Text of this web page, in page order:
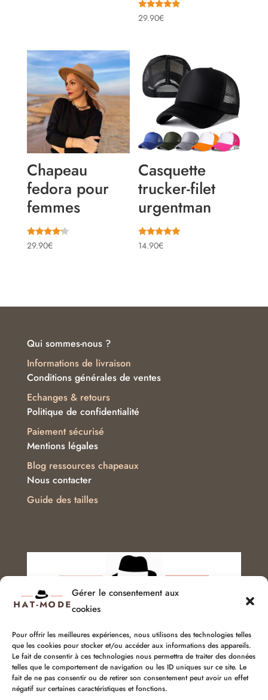
Gérer le consentement aux
cookies
Pour offrir les meilleures expériences, nous utilisons des technologies telles
que les cookies pour stocker et/ou accéder aux informations des appareils.
Le fait de consentir à ces technologies nous permettra de traiter des données
telles que le comportement de navigation ou les ID uniques sur ce site. Le
fait de ne pas consentir ou de retirer son consentement peut avoir un effet
négatif sur certaines caractéristiques et fonctions.
Note
4.86
29.90€
Chapeau
fedora pour
femmes
Note
4.00
29.90€
Casquette
trucker-filet
urgentman
Note
5.00
14.90€
Qui sommes-nous ?
Conditions générales de ventes
Politique de confidentialité
Mentions légales
Nous contacter
Informations de livraison
Echanges & retours
Paiement sécurisé
Blog ressources chapeaux
Guide des tailles
Service client :
06 51 04 04 85
chapellerie@hat-mode.com